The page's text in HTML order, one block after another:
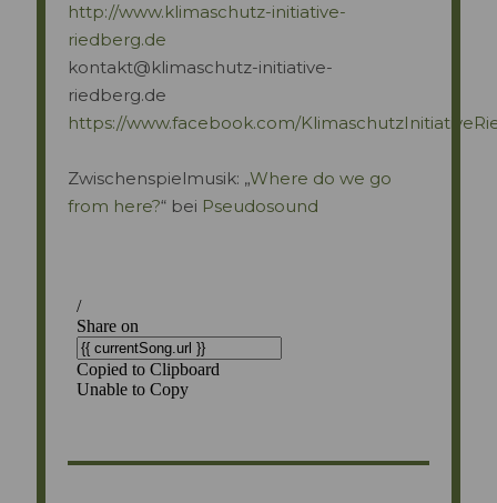
http://www.klimaschutz-initiative-
riedberg.de
kontakt@klimaschutz-initiative-
riedberg.de
https://www.facebook.com/
Zwischenspielmusik: „Where do we go
from here?“ bei Pseudosound